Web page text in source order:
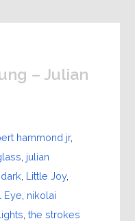
– Julian
hammond jr,
julian
Little Joy,
Eye nikolai
the strokes